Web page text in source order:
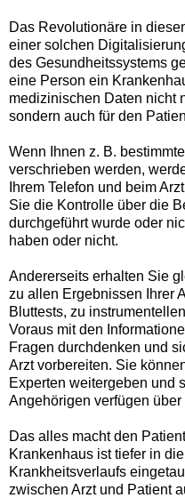
Das Revolutionäre in
einer solchen
des Gesundheitssystems
eine Person ein
medizinischen Daten nicht
sondern auch für den
Wenn Ihnen z. B.
verschrieben werden,
Ihrem Telefon und beim
Sie die Kontrolle über die
durchgeführt wurde oder
haben oder nicht.
Andererseits erhalten Sie
zu allen Ergebnissen Ihrer
Bluttests, zu
Voraus mit den
Fragen durchdenken und
Arzt vorbereiten. Sie
Experten weitergeben und
Angehörigen verfügen
Das alles macht den
Krankenhaus ist tiefer in
Krankheitsverlaufs
zwischen Arzt und Patient